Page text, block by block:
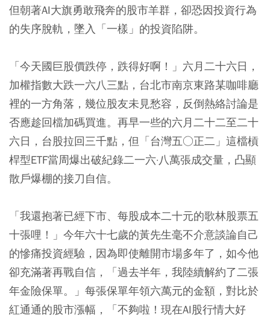
但朝著AI大旗勇敢飛奔的股市羊群，卻恐因投資行為
的失序脫軌，墜入「一樣」的投資陷阱。
「今天國巨股價跌停，跌得好啊！」六月二十六日，
加權指數大跌一六八三點，台北市南京東路某咖啡廳
裡的一方角落，幾位股友未見愁容，反倒熱絡討論是
否應趁回檔加碼買進。再早一些的六月二十二至二十
六日，台股拉回三千點，但「台灣五○正二」這檔槓
桿型ETF當周爆出破紀錄二一六·八萬張成交量，凸顯
散戶爆棚的接刀自信。
「我還抱著已經下市、每股成本二十元的歌林股票五
十張哩！」今年六十七歲的黃先生毫不介意談論自己
的慘痛投資經驗，因為即使離開市場多年了，如今他
卻充滿著再戰自信，「過去半年，我陸續解約了二張
年金險保單。」每張保單年領六萬元的金額，對比於
紅通通的股市漲幅，「不夠啦！現在AI股行情大好